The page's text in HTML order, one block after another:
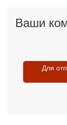
Ваши
Для